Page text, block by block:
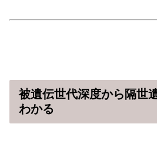
被遺伝世代深度から隔世
わかる